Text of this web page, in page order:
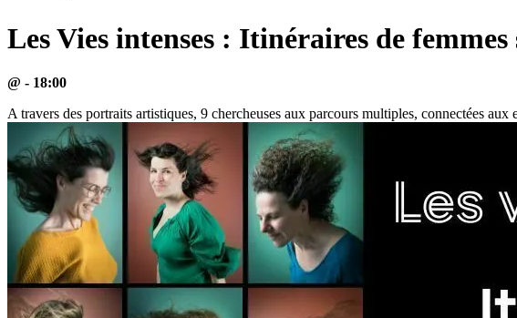
Les Vies intenses : Itinéraires de
@ - 18:00
A travers des portraits artistiques, 9 chercheuses aux parcours multiples, connectées